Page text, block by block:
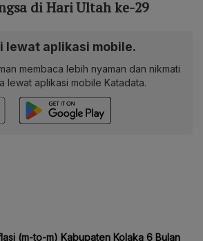
di Hari Ultah ke-29
lewat aplikasi mobile.
membaca lebih nyaman dan nikmati
lewat aplikasi mobile Katadata.